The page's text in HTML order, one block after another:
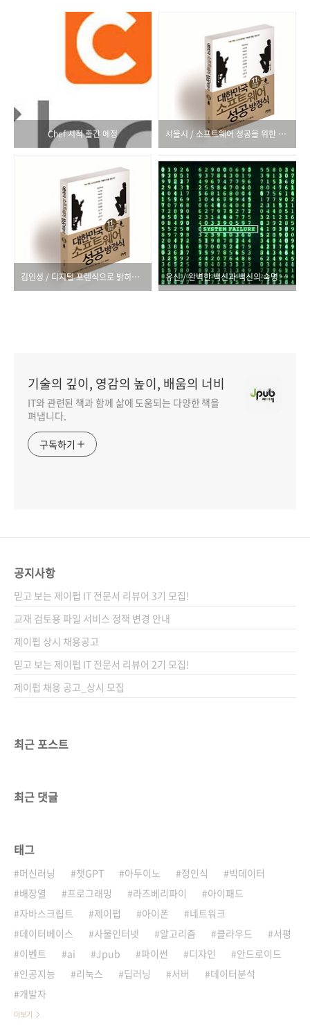
Chef 서적 출간 예정 서울시 / 소프트웨어 성공을 위한 필요조건 《대한민국 소프트웨어 성공 방정식》
김인성 / 디지털 포렌식으로 밝히는 진실 《대한민국 소프트웨어 성공 방정식》 유신 / 완벽한 백신과 백신의 숙명 《대한민국 소프트웨어 성공 방정식》
기술의 깊이, 영감의 높이, 배움의 너비
IT와 관련된 책과 함께 삶에 도움되는 다양한 책을
펴냅니다.
구독하기
공지사항
믿고 보는 제이펍 IT 전문서 리뷰어 3기 모집!
교재 검토용 파일 서비스 정책 변경 안내
제이펍 상시 채용공고
믿고 보는 제이펍 IT 전문서 리뷰어 2기 모집!
제이펍 채용 공고_상시 모집
최근 포스트
최근 댓글
태그
머신러닝 챗GPT 아두이노 정인식
빅데이터
배장열
프로그래밍 라즈베리파이
아이패드
자바스크립트
제이펍 아이폰
네트워크
데이터베이스
사물인터넷 알고리즘 클라우드
서평
이벤트
ai Jpub 파이썬 디자인
안드로이드
인공지능
리눅스 딥러닝 서버
데이터분석
개발자
더보기